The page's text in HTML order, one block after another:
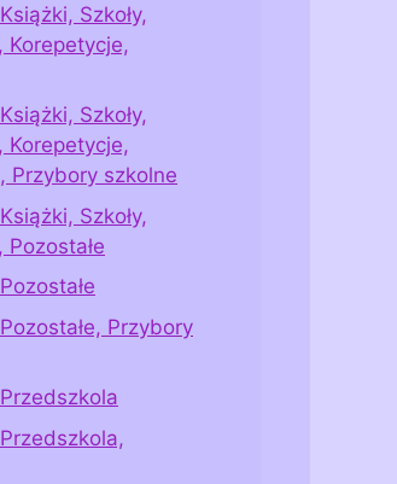
Szkoły,
Korepetycje,
Szkoły,
Korepetycje,
Przybory szkolne
Szkoły,
Pozostałe
Przybory